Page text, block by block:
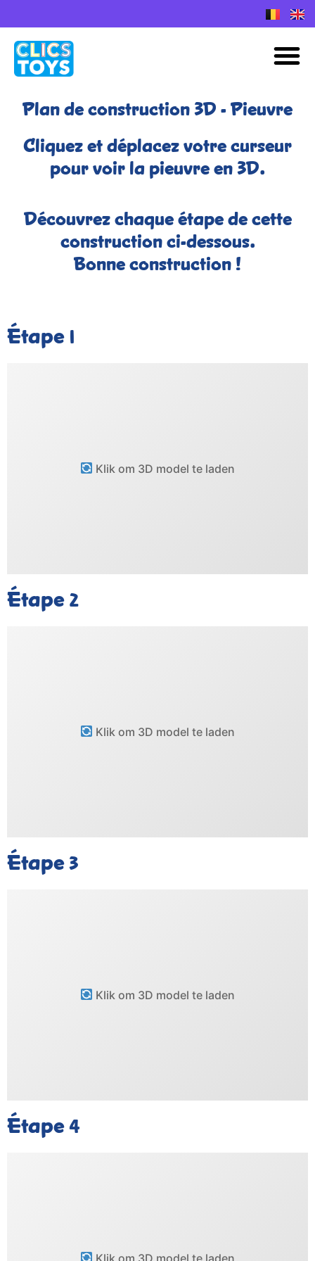
Plan de construction 3D - Pieuvre​
Cliquez et déplacez votre curseur
pour voir la pieuvre en 3D.
Découvrez chaque étape de cette
construction ci-dessous.
Bonne construction !
Étape 1
Klik om 3D model te laden
Étape 2
Klik om 3D model te laden
Étape3
Klik om 3D model te laden
Étape4
Klik om 3D model te laden